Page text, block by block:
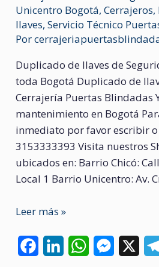
Unicentro Bogotá,Cerrajeros,
llaves,Servicio Técnico
Por
Duplicado de llaves de
toda Bogotá Duplicado de
Cerrajería Puertas Blindadas
mantenimiento en Bogotá
inmediato por favor escribir
3153333393 Visita nuestros
ubicados en: Barrio Chicó:
Local 1 Barrio Unicentro: Av.
Duplicado
llaves
de
Leer más »
W
M